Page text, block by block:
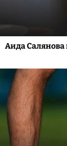
Аида